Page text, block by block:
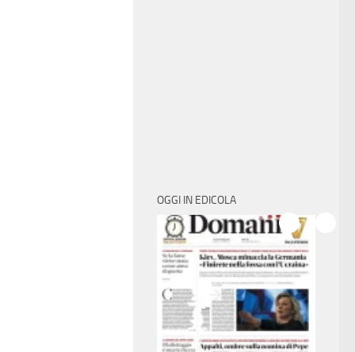
OGGI IN EDICOLA